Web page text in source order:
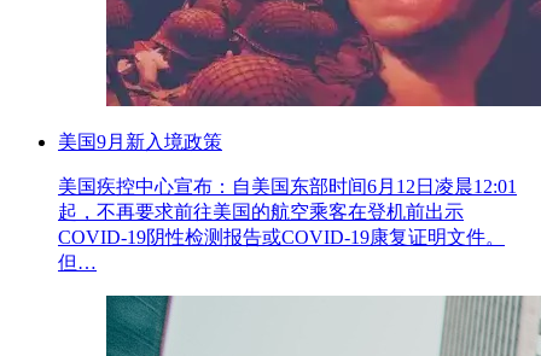
美国9月新入境政策
美国疾控中心宣布：自美国东部时间6月12日凌晨12:01
起，不再要求前往美国的航空乘客在登机前出示
COVID-19阴性检测报告或COVID-19康复证明文件。
但…